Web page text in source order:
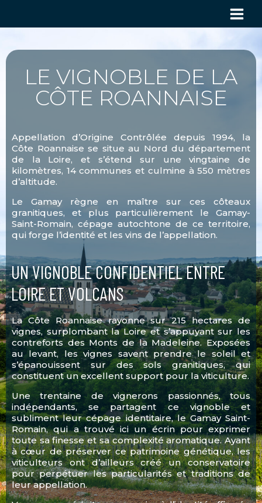
LE VIGNOBLE DE LA
CÔTE ROANNAISE
Appellation d’Origine Contrôlée depuis 1994, la
Côte Roannaise se situe au Nord du département
de la Loire, et s’étend sur une vingtaine de
kilomètres, 14 communes et culmine à 550 mètres
d’altitude.
Le Gamay règne en maître sur ces côteaux
granitiques, et plus particulièrement le Gamay-
Saint-Romain, cépage autochtone de ce territoire,
qui forge l’identité et les vins de l’appellation.
UN VIGNOBLE CONFIDENTIEL ENTRE
LOIRE ET VOLCANS
La Côte Roannaise rayonne sur 215 hectares de
vignes, surplombant la Loire et s’appuyant sur les
contreforts des Monts de la Madeleine. Exposées
au levant, les vignes savent prendre le soleil et
s’épanouissent sur des sols granitiques, qui
constituent un excellent support pour la viticulture.
Une trentaine de vignerons passionnés, tous
indépendants, se partagent ce vignoble et
subliment leur cépage identitaire, le Gamay Saint-
Romain, qui a trouvé ici un écrin pour exprimer
toute sa finesse et sa complexité aromatique. Ayant
à cœur de préserver ce patrimoine génétique, les
viticulteurs ont d’ailleurs créé un conservatoire
pour perpétuer les particularités et traditions de
leur appellation.